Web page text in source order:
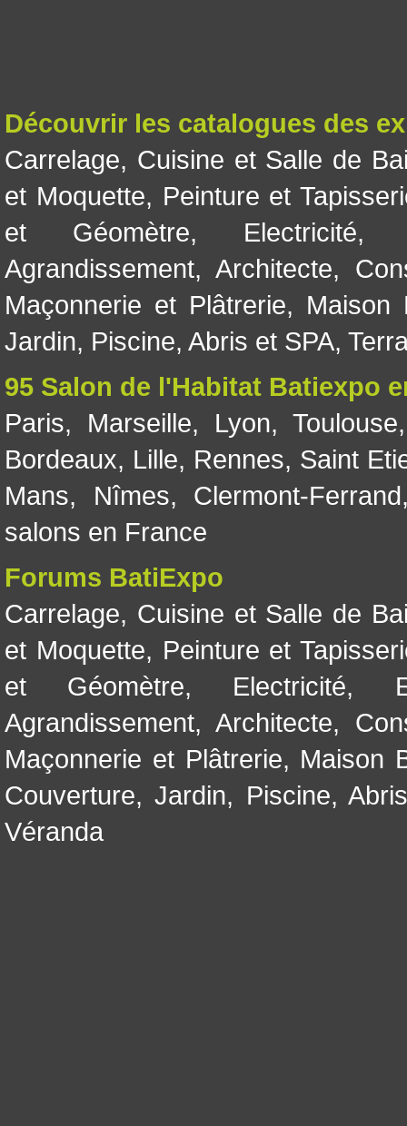
Découvrir les catalogues des
Carrelage, Cuisine et Salle de
et Moquette, Peinture et
et Géomètre, Electricité
Agrandissement, Architecte,
Maçonnerie et Plâtrerie, Maison
Jardin, Piscine, Abris et SPA,
95 Salon de l'Habitat Batiexpo
Paris, Marseille, Lyon, Toulouse
Bordeaux, Lille, Rennes, Saint
Mans, Nîmes, Clermont-Ferrand
salons en France
Forums BatiExpo
Carrelage, Cuisine et Salle de
et Moquette, Peinture et
et Géomètre, Electricité,
Agrandissement, Architecte,
Maçonnerie et Plâtrerie, Maison
Couverture,Jardin, Piscine,
Véranda